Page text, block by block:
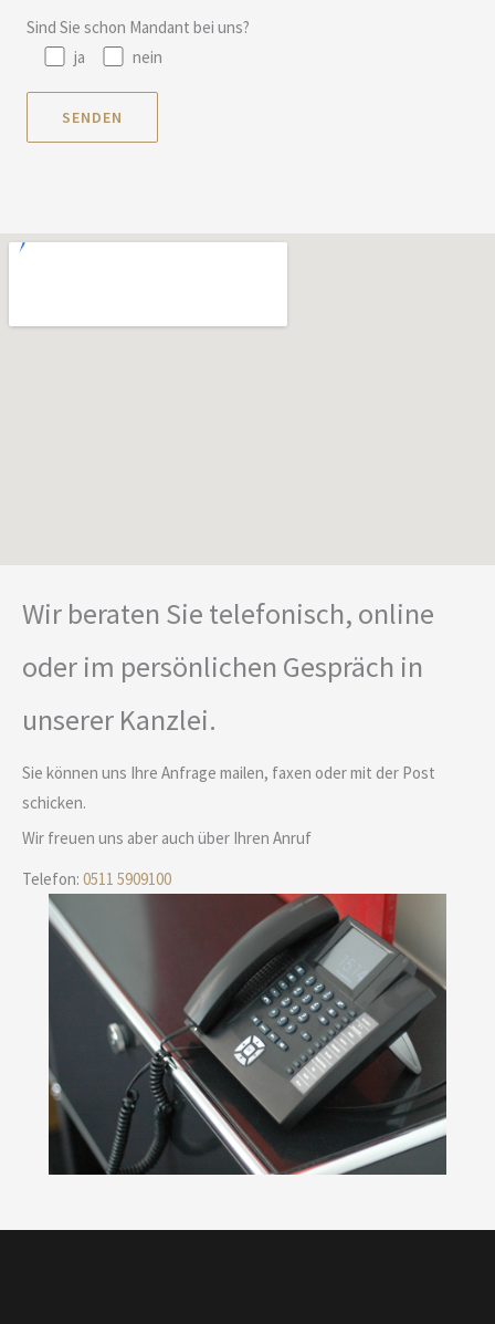
Sind Sie schon Mandant bei uns?
ja
nein
Wir beraten Sie telefonisch, online
oder im persönlichen Gespräch in
unserer Kanzlei.
Sie können uns Ihre Anfrage mailen, faxen oder mit der Post
schicken.
Wir freuen uns aber auch über Ihren Anruf
Telefon: 0511 5909100